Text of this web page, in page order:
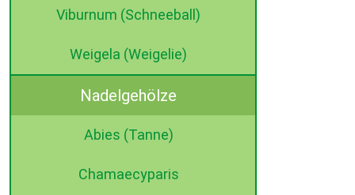
Viburnum (Schneeball)
Weigela (Weigelie)
Nadelgehölze
Abies (Tanne)
Chamaecyparis